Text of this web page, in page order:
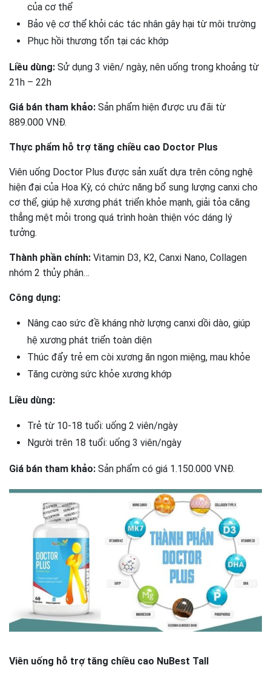
của cơ thể
Bảo vệ cơ thể khỏi các tác nhân gây hại từ môi trường
Phục hồi thương tổn tại các khớp
Liều dùng: Sử dụng 3 viên/ ngày, nên uống trong khoảng từ
21h – 22h
Giá bán tham khảo: Sản phẩm hiện được ưu đãi từ
889.000 VNĐ.
Thực phẩm hỗ trợ tăng chiều cao Doctor Plus
Viên uống Doctor Plus được sản xuất dựa trên công nghệ
hiện đại của Hoa Kỳ, có chức năng bổ sung lượng canxi cho
cơ thể, giúp hệ xương phát triển khỏe mạnh, giải tỏa căng
thẳng mệt mỏi trong quá trình hoàn thiện vóc dáng lý
tưởng.
Thành phần chính: Vitamin D3, K2, Canxi Nano, Collagen
nhóm 2 thủy phân…
Công dụng:
Nâng cao sức đề kháng nhờ lượng canxi dồi dào, giúp
hệ xương phát triển toàn diện
Thúc đẩy trẻ em còi xương ăn ngon miệng, mau khỏe
Tăng cường sức khỏe xương khớp
Liều dùng:
Trẻ từ 10-18 tuổi: uống 2 viên/ngày
Người trên 18 tuổi: uống 3 viên/ngày
Giá bán tham khảo: Sản phẩm có giá 1.150.000 VNĐ.
Viên uống hỗ trợ tăng chiều cao NuBest Tall